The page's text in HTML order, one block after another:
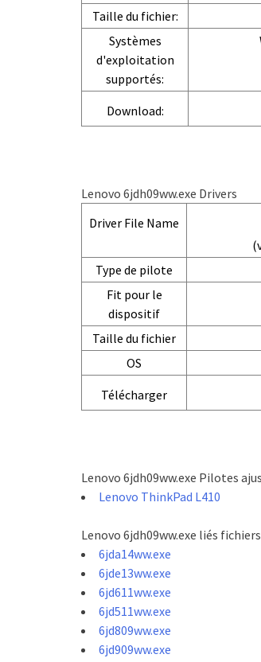
Taille du fichier:
Systèmes
d'exploitation
supportés:
Download:
Lenovo 6jdh09ww.exe Drivers
Driver File Name
Type de pilote
Fit pour le
dispositif
Taille du fichier
OS
Télécharger
Lenovo 6jdh09ww.exe Pilotes
Lenovo ThinkPad L410
Lenovo 6jdh09ww.exe liés
6jda14ww.exe
6jde13ww.exe
6jd611ww.exe
6jd511ww.exe
6jd809ww.exe
6jd909ww.exe